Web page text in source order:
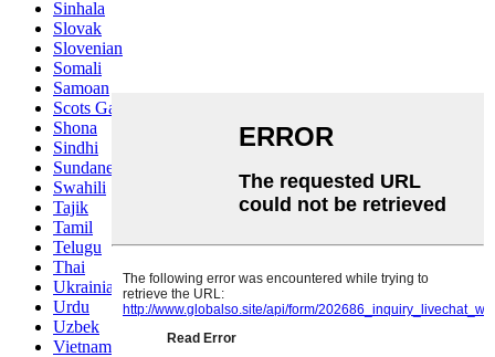
Sinhala
Slovak
Slovenian
Somali
Samoan
Scots Gaelic
Shona
Sindhi
Sundanese
Swahili
Tajik
Tamil
Telugu
Thai
Ukrainian
Urdu
Uzbek
Vietnamese